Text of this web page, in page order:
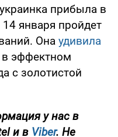
прибыла в
января пройдет
Она удивила
эффектном
с золотистой
у нас в
и в Viber. Не